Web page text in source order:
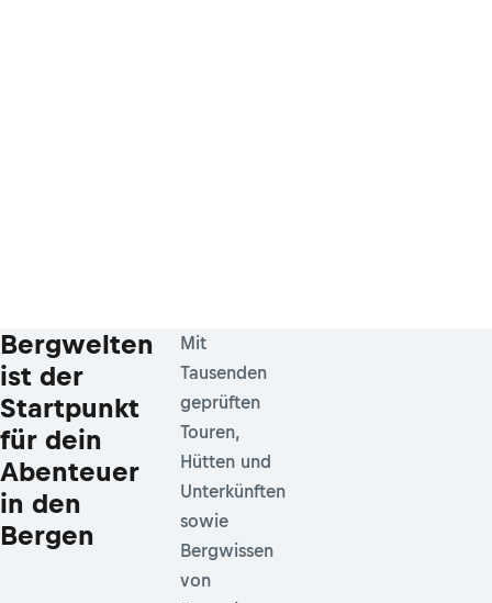
Bergwelten
ist der
Startpunkt
für dein
Abenteuer
in den
Bergen
Mit
Tausenden
geprüften
Touren,
Hütten und
Unterkünften
sowie
Bergwissen
von